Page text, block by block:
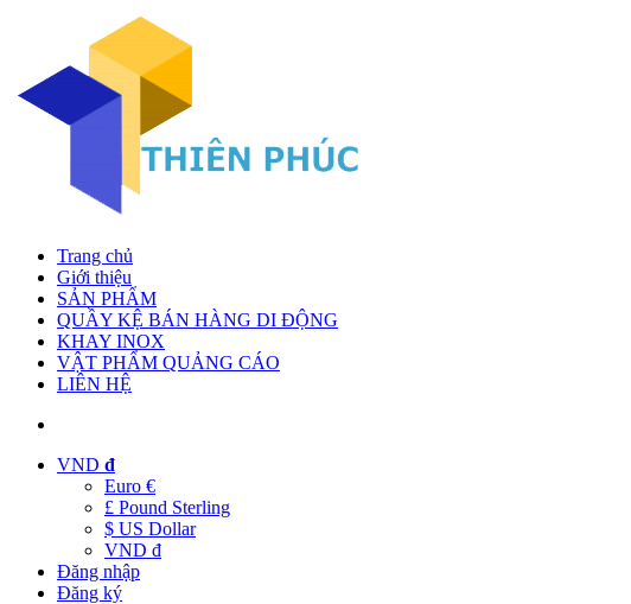
Trang chủ
Giới thiệu
SẢN PHẨM
QUẦY KỆ BÁN HÀNG DI ĐỘNG
KHAY INOX
VẬT PHẨM QUẢNG CÁO
LIÊN HỆ
VND đ
Euro €
£ Pound Sterling
$ US Dollar
VND đ
Đăng nhập
Đăng ký